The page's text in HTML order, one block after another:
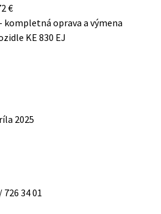
€
kompletná oprava a výmena
KE 830 EJ
2025
34 01